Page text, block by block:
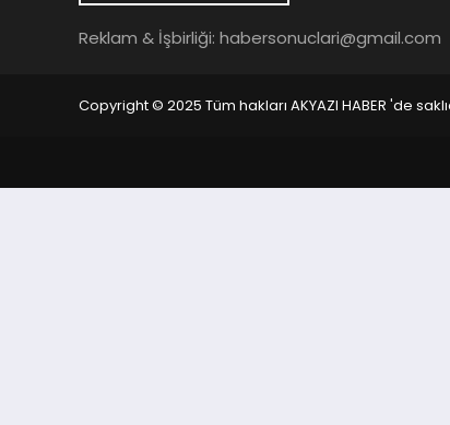
Reklam & İşbirliği: habersonuclari@gmail.com
Copyright © 2025 Tüm hakları AKYAZI HABER 'de